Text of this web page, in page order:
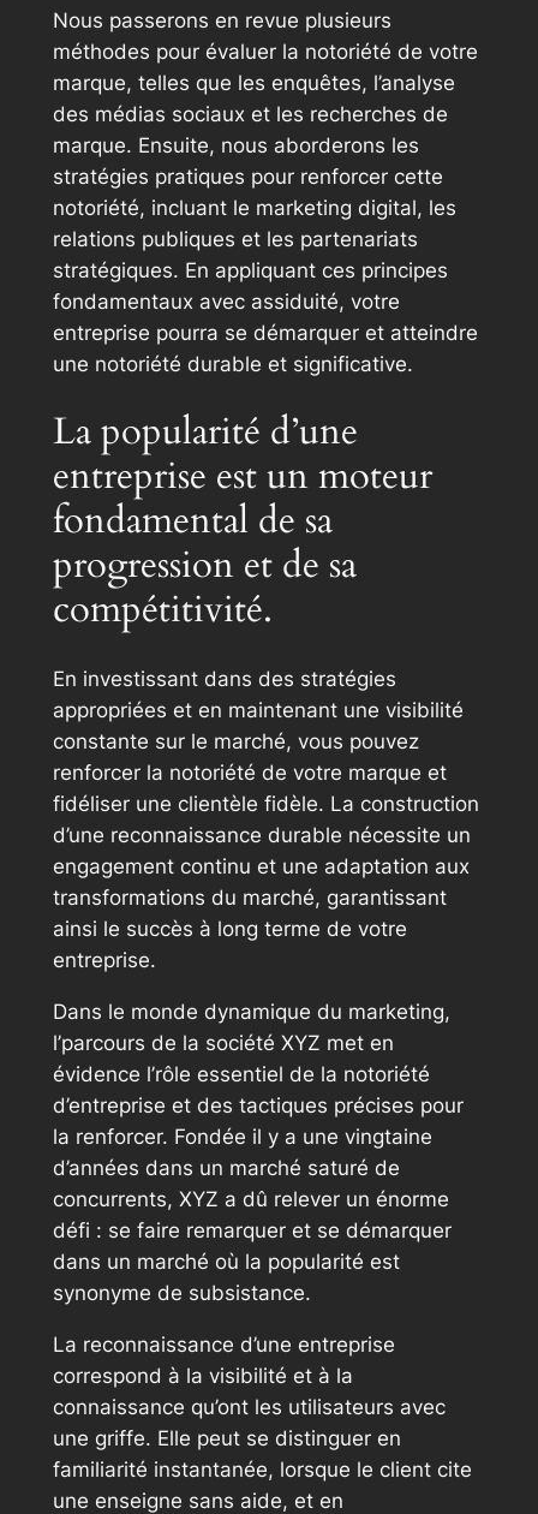
Nous passerons en revue plusieurs
méthodes pour évaluer la notoriété de votre
marque, telles que les enquêtes, l’analyse
des médias sociaux et les recherches de
marque. Ensuite, nous aborderons les
stratégies pratiques pour renforcer cette
notoriété, incluant le marketing digital, les
relations publiques et les partenariats
stratégiques. En appliquant ces principes
fondamentaux avec assiduité, votre
entreprise pourra se démarquer et atteindre
une notoriété durable et significative.
La popularité d’une
entreprise est un moteur
fondamental de sa
progression et de sa
compétitivité.
En investissant dans des stratégies
appropriées et en maintenant une visibilité
constante sur le marché, vous pouvez
renforcer la notoriété de votre marque et
fidéliser une clientèle fidèle. La construction
d’une reconnaissance durable nécessite un
engagement continu et une adaptation aux
transformations du marché, garantissant
ainsi le succès à long terme de votre
entreprise.
Dans le monde dynamique du marketing,
l’parcours de la société XYZ met en
évidence l’rôle essentiel de la notoriété
d’entreprise et des tactiques précises pour
la renforcer. Fondée il y a une vingtaine
d’années dans un marché saturé de
concurrents, XYZ a dû relever un énorme
défi : se faire remarquer et se démarquer
dans un marché où la popularité est
synonyme de subsistance.
La reconnaissance d’une entreprise
correspond à la visibilité et à la
connaissance qu’ont les utilisateurs avec
une griffe. Elle peut se distinguer en
familiarité instantanée, lorsque le client cite
une enseigne sans aide, et en